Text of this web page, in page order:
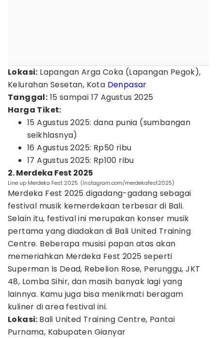
Lokasi: Lapangan Arga Coka (Lapangan Pegok),
Kelurahan Sesetan, Kota Denpasar
Tanggal: 15 sampai 17 Agustus 2025
Harga Tiket:
15 Agustus 2025: dana punia (sumbangan
seikhlasnya)
16 Agustus 2025: Rp50 ribu
17 Agustus 2025: Rp100 ribu
2. Merdeka Fest 2025
Line up Merdeka Fest 2025. (Instagram.com/merdekafest2025)
Merdeka Fest 2025 digadang-gadang sebagai
festival musik kemerdekaan terbesar di Bali.
Selain itu, festival ini merupakan konser musik
pertama yang diadakan di Bali United Training
Centre. Beberapa musisi papan atas akan
memeriahkan Merdeka Fest 2025 seperti
Superman Is Dead, Rebelion Rose, Perunggu, JKT
48, Lomba Sihir, dan masih banyak lagi yang
lainnya. Kamu juga bisa menikmati beragam
kuliner di area festival ini.
Lokasi: Bali United Training Centre, Pantai
Purnama, Kabupaten Gianyar